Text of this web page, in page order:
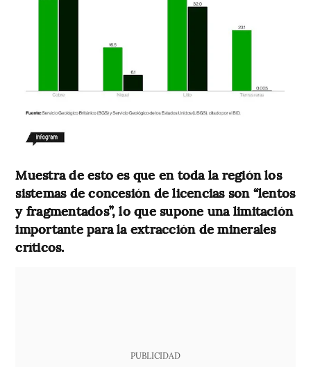
Muestra de esto es que en toda la región los
sistemas de concesión de licencias son “lentos
y fragmentados”, lo que supone una limitación
importante para la extracción de minerales
críticos.
PUBLICIDAD